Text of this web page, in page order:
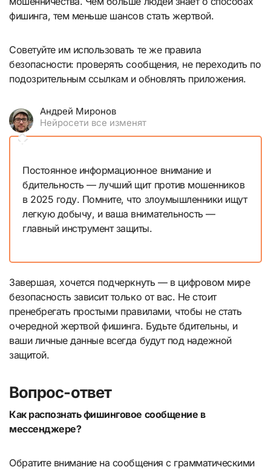
фишинга, тем меньше шансов стать жертвой.
Советуйте им использовать те же правила
безопасности: проверять сообщения, не переходить по
подозрительным ссылкам и обновлять приложения.
Андрей Миронов
Нейросети все изменят
Постоянное информационное внимание и
бдительность — лучший щит против мошенников
в 2025 году. Помните, что злоумышленники ищут
легкую добычу, и ваша внимательность —
главный инструмент защиты.
Завершая, хочется подчеркнуть — в цифровом мире
безопасность зависит только от вас. Не стоит
пренебрегать простыми правилами, чтобы не стать
очередной жертвой фишинга. Будьте бдительны, и
ваши личные данные всегда будут под надежной
защитой.
Вопрос-ответ
Как распознать фишинговое сообщение в
мессенджере?
Обратите внимание на сообщения с грамматическими